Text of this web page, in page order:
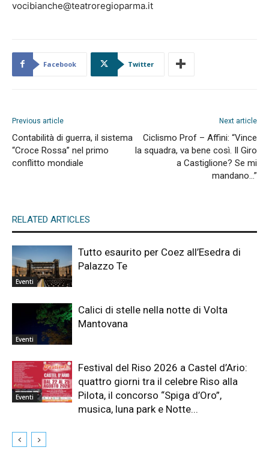
vocibianche@teatroregioparma.it
Facebook Twitter
Previous article
Contabilità di guerra, il sistema
“Croce Rossa” nel primo
conflitto mondiale
Next article
Ciclismo Prof – Affini: “Vince
la squadra, va bene così. Il Giro
a Castiglione? Se mi
mandano…”
RELATED ARTICLES
Eventi
Tutto esaurito per Coez all’Esedra di
Palazzo Te
Eventi
Calici di stelle nella notte di Volta
Mantovana
Eventi
Festival del Riso 2026 a Castel d’Ario:
quattro giorni tra il celebre Riso alla
Pilota, il concorso “Spiga d’Oro”,
musica, luna park e Notte...